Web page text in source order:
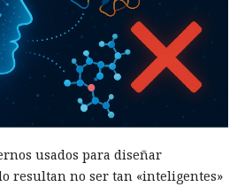
usados para diseñar
resultan no ser tan «inteligentes»